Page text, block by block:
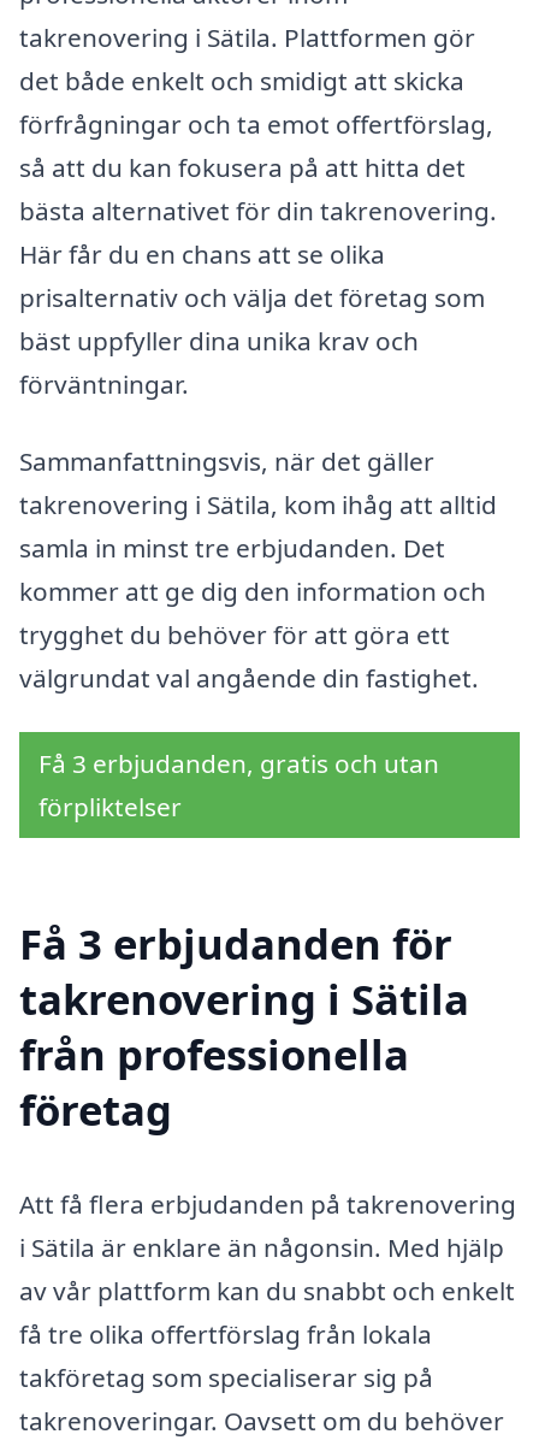
takrenovering i Sätila. Plattformen gör
det både enkelt och smidigt att skicka
förfrågningar och ta emot offertförslag,
så att du kan fokusera på att hitta det
bästa alternativet för din takrenovering.
Här får du en chans att se olika
prisalternativ och välja det företag som
bäst uppfyller dina unika krav och
förväntningar.
Sammanfattningsvis, när det gäller
takrenovering i Sätila, kom ihåg att alltid
samla in minst tre erbjudanden. Det
kommer att ge dig den information och
trygghet du behöver för att göra ett
välgrundat val angående din fastighet.
Få 3 erbjudanden, gratis och utan
förpliktelser
Få 3 erbjudanden för
takrenovering i Sätila
från professionella
företag
Att få flera erbjudanden på takrenovering
i Sätila är enklare än någonsin. Med hjälp
av vår plattform kan du snabbt och enkelt
få tre olika offertförslag från lokala
takföretag som specialiserar sig på
takrenoveringar. Oavsett om du behöver